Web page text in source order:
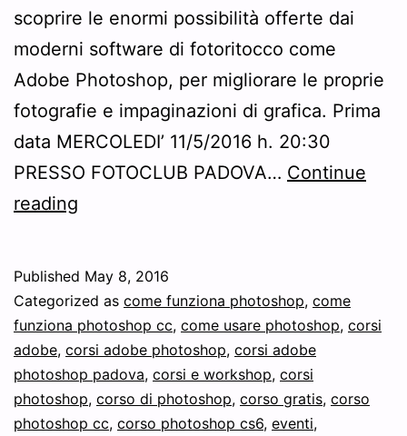
scoprire le enormi possibilità offerte dai
moderni software di fotoritocco come
Adobe Photoshop, per migliorare le proprie
fotografie e impaginazioni di grafica. Prima
data MERCOLEDI’ 11/5/2016 h. 20:30
PRESSO FOTOCLUB PADOVA… Continue
reading
gratuita
di
Photoshop
per
tutti
Published May 8, 2016
Categorized as come funziona photoshop, come
funziona photoshop cc, come usare photoshop, corsi
adobe, corsi adobe photoshop, corsi adobe
photoshop padova, corsi e workshop, corsi
photoshop, corso di photoshop, corso gratis, corso
photoshop cc, corso photoshop cs6, eventi,